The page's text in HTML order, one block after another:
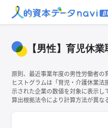
【男性】育児休
原則、最近事業年度の男性労働者の
ヒストグラムは「育児・介護休業
示された企業の数値を対象に表示し
算出根拠法令により計算方法が異